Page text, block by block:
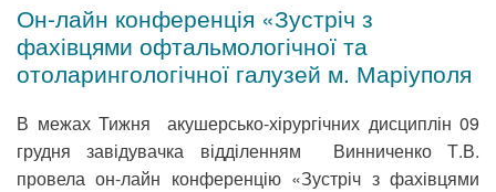
Он-лайн конференція «Зустріч з
фахівцями офтальмологічної та
отоларингологічної галузей м. Маріуполя
В межах Тижня акушерсько-хірургічних дисциплін 09
грудня завідувачка відділенням Винниченко Т.В.
провела он-лайн конференцію «Зустріч з фахівцями